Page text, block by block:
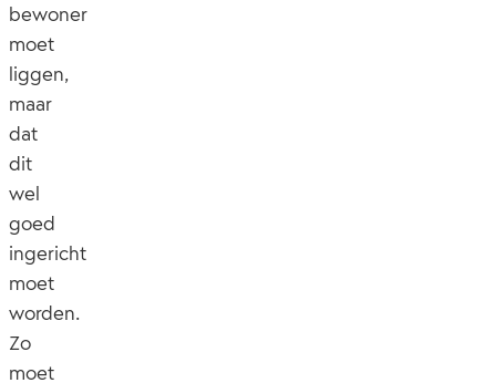
bewoner
moet
liggen,
maar
dat
dit
wel
goed
ingericht
moet
worden.
Zo
moet